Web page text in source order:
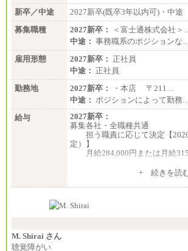
新卒／中途
2027新卒(既卒3年以内可)・中途
募集職種
2027新卒：
＜富士通株式会社＞
中途： 事務職系のポジションな
雇用形態
2027新卒： 正社員
中途： 正社員
勤務地
2027新卒：
・本店 〒211…
中途： ポジションによって勤務
給与
2027新卒：
募集各社・全職種共通
担う職責に応じて決定【
定）】
月給284,000円または月給
※入社後早期から、自律的な
す。
い職責を担う方については、さ
+ 続きを読
M. Shirai さん
聴覚障がい